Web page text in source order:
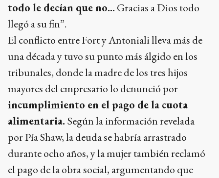
todo le decían que no... Gracias a Dios todo
llegó a su fin”.
El conflicto entre Fort y Antoniali lleva más de
una década y tuvo su punto más álgido en los
tribunales, donde la madre de los tres hijos
mayores del empresario lo denunció por
incumplimiento en el pago de la cuota
alimentaria. Según la información revelada
por Pía Shaw, la deuda se habría arrastrado
durante ocho años, y la mujer también reclamó
el pago de la obra social, argumentando que